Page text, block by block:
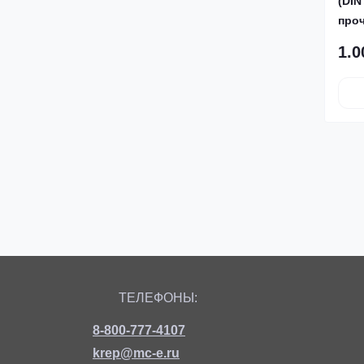
ТЕЛЕФОНЫ:
8-800-777-4107
krep@mc-e.ru